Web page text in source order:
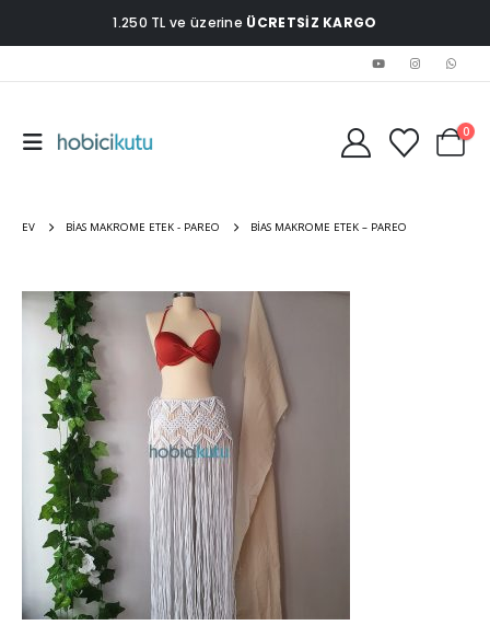
1.250 TL ve üzerine ÜCRETSİZ KARGO
0
EV BIAS MAKROME ETEK - PAREO BIAS MAKROME ETEK – PAREO